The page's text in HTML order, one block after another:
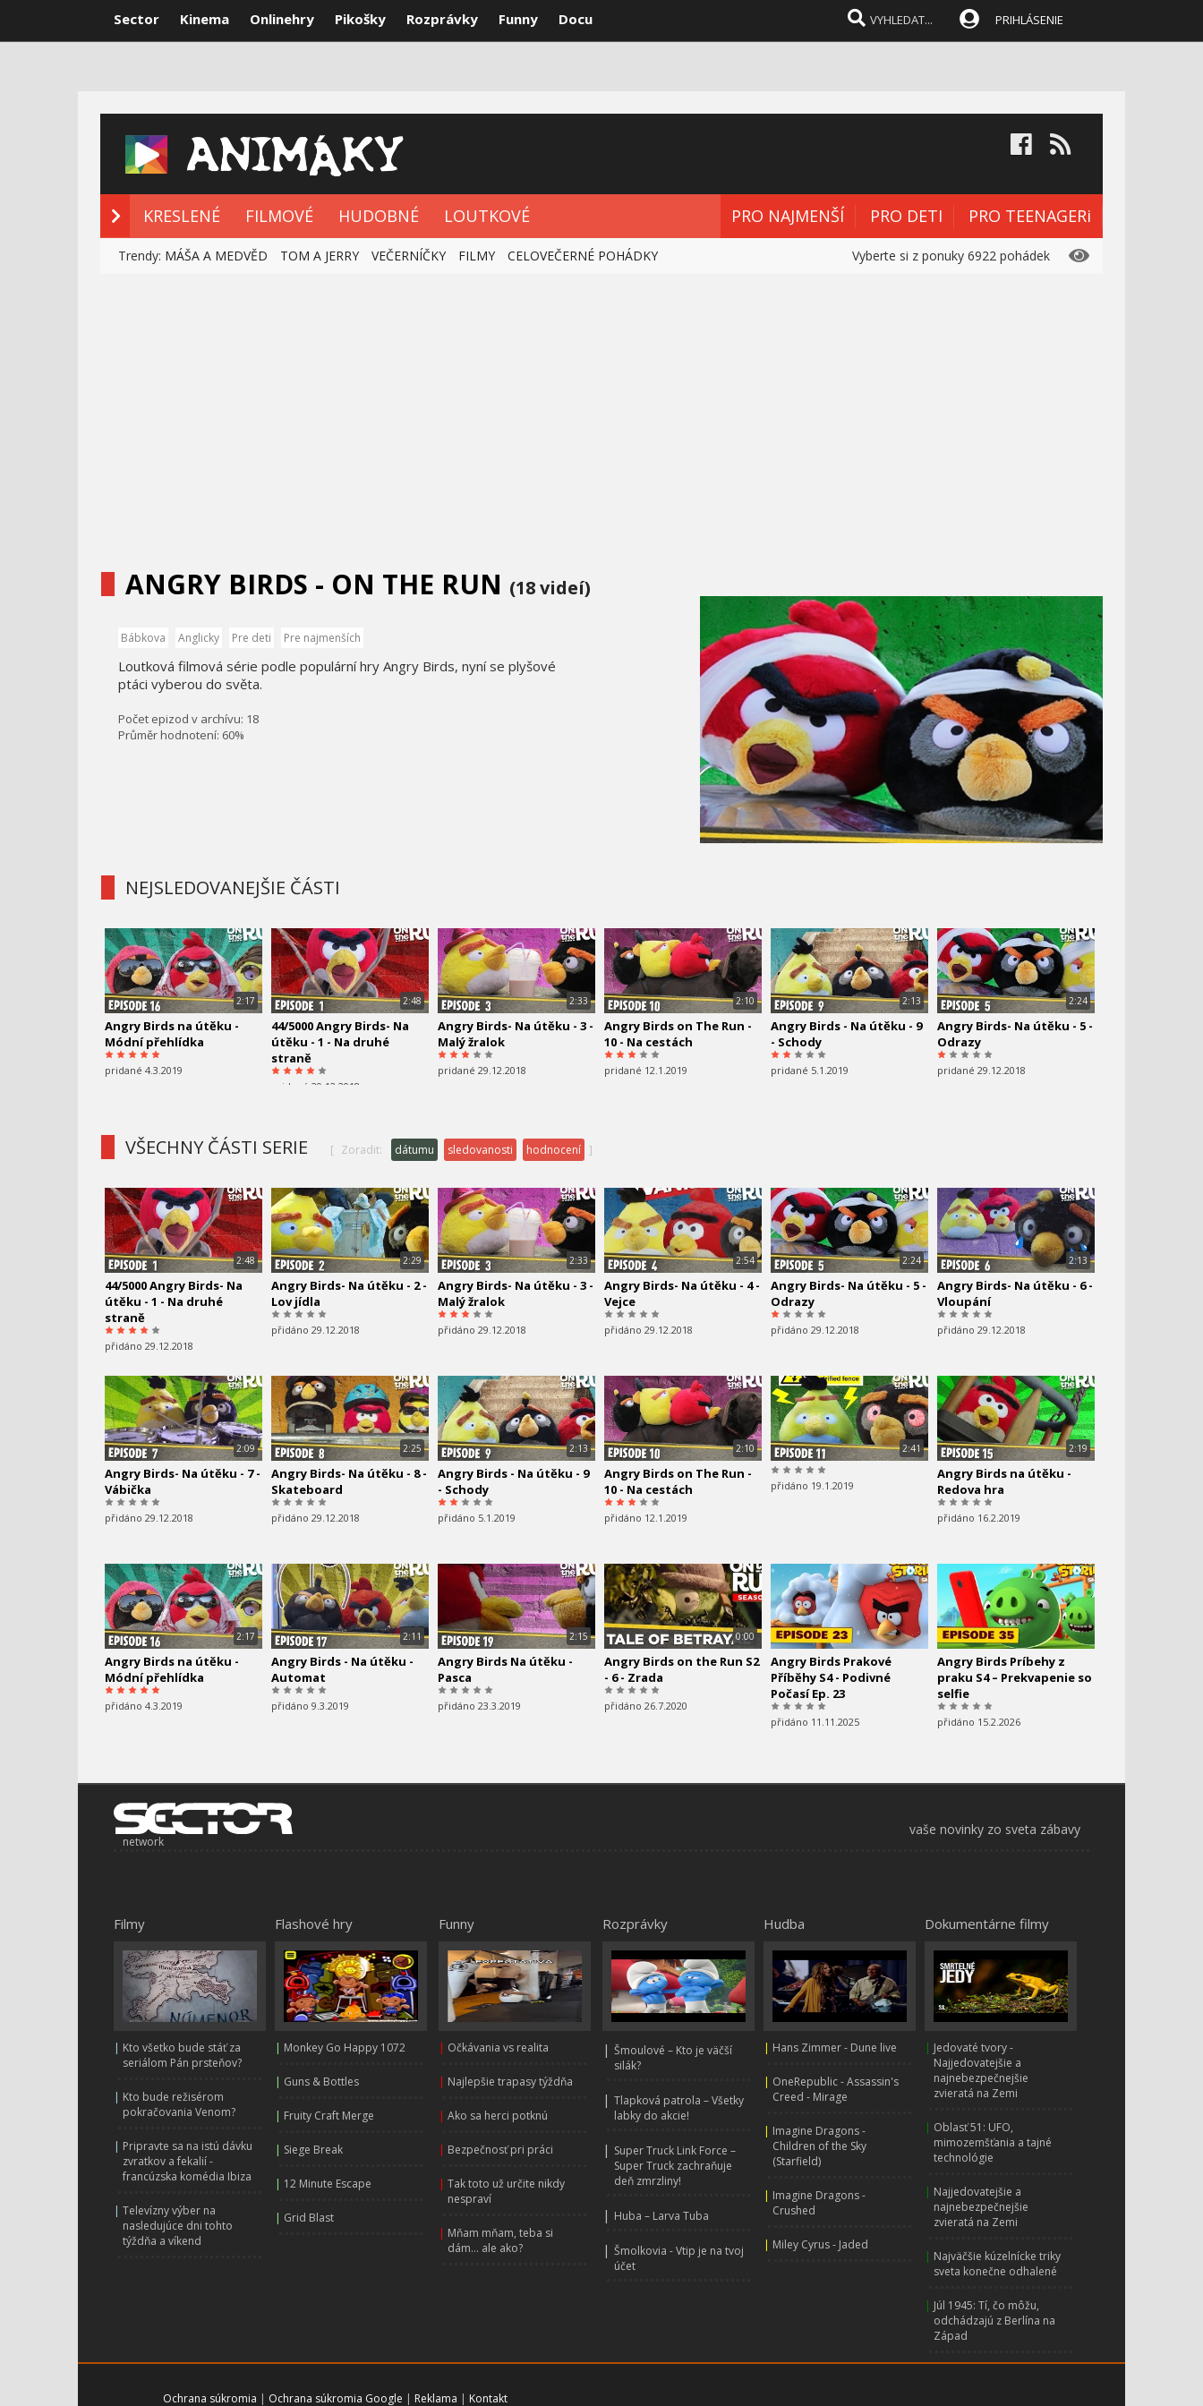
Sector Kinema Onlinehry Pikošky Rozprávky Funny Docu PRIHLÁSENIE
KRESLENÉ FILMOVÉ HUDOBNÉ LOUTKOVÉ PRO NAJMENŠÍ PRO DETI PRO TEENAGERi
Vyberte si z ponuky 6922 pohádek
Trendy: MÁŠA A MEDVĚD TOM A JERRY VEČERNÍČKY FILMY CELOVEČERNÉ POHÁDKY
ANGRY BIRDS - ON THE RUN (18 videí)
Bábkova Anglicky Pre deti Pre najmenších
Loutková filmová série podle populární hry Angry Birds, nyní se plyšové
ptáci vyberou do světa.
Počet epizod v archívu: 18
Průměr hodnotení: 60%
NEJSLEDOVANEJŠIE ČÁSTI
2:17
Angry Birds na útěku -
Módní přehlídka
pridané 4.3.2019
2:48
44/5000 Angry Birds- Na
útěku - 1 - Na druhé
straně
pridané 29.12.2018
2:33
Angry Birds- Na útěku - 3 -
Malý žralok
pridané 29.12.2018
2:10
Angry Birds on The Run -
10 - Na cestách
pridané 12.1.2019
2:13
Angry Birds - Na útěku - 9
- Schody
pridané 5.1.2019
2:24
Angry Birds- Na útěku - 5 -
Odrazy
pridané 29.12.2018
VŠECHNY ČÁSTI SERIE [ Zoradit: dátumu sledovanosti hodnocení ]
2:48
44/5000 Angry Birds- Na
útěku - 1 - Na druhé
straně
přidáno 29.12.2018
2:29
Angry Birds- Na útěku - 2 -
Lov jídla
přidáno 29.12.2018
2:33
Angry Birds- Na útěku - 3 -
Malý žralok
přidáno 29.12.2018
2:54
Angry Birds- Na útěku - 4 -
Vejce
přidáno 29.12.2018
2:24
Angry Birds- Na útěku - 5 -
Odrazy
přidáno 29.12.2018
2:13
Angry Birds- Na útěku - 6 -
Vloupání
přidáno 29.12.2018
2:09
Angry Birds- Na útěku - 7 -
Vábička
přidáno 29.12.2018
2:25
Angry Birds- Na útěku - 8 -
Skateboard
přidáno 29.12.2018
2:13
Angry Birds - Na útěku - 9
- Schody
přidáno 5.1.2019
2:10
Angry Birds on The Run -
10 - Na cestách
přidáno 12.1.2019
2:41
přidáno 19.1.2019
2:19
Angry Birds na útěku -
Redova hra
přidáno 16.2.2019
2:17
Angry Birds na útěku -
Módní přehlídka
přidáno 4.3.2019
2:11
Angry Birds - Na útěku -
Automat
přidáno 9.3.2019
2:15
Angry Birds Na útěku -
Pasca
přidáno 23.3.2019
0:00
Angry Birds on the Run S2
- 6 - Zrada
přidáno 26.7.2020
Angry Birds Prakové
Příběhy S4 - Podivné
Počasí Ep. 23
přidáno 11.11.2025
Angry Birds Príbehy z
praku S4 – Prekvapenie so
selfie
přidáno 15.2.2026
vaše novinky zo sveta zábavy
network
Filmy
| Kto všetko bude stáť za
seriálom Pán prsteňov?
| Kto bude režisérom
pokračovania Venom?
| Pripravte sa na istú dávku
zvratkov a fekalií -
francúzska komédia Ibiza
| Televízny výber na
nasledujúce dni tohto
týždňa a víkend
Flashové hry
| Monkey Go Happy 1072
| Guns & Bottles
| Fruity Craft Merge
| Siege Break
| 12 Minute Escape
| Grid Blast
Funny
| Očkávania vs realita
| Najlepšie trapasy týždňa
| Ako sa herci potknú
| Bezpečnosť pri práci
| Tak toto už určite nikdy
nespraví
| Mňam mňam, teba si
dám... ale ako?
Rozprávky
| Šmoulové – Kto je väčší
silák?
| Tlapková patrola – Všetky
labky do akcie!
| Super Truck Link Force –
Super Truck zachraňuje
deň zmrzliny!
| Huba – Larva Tuba
| Šmolkovia - Vtip je na tvoj
účet
Hudba
| Hans Zimmer - Dune live
| OneRepublic - Assassin's
Creed - Mirage
| Imagine Dragons -
Children of the Sky
(Starfield)
| Imagine Dragons -
Crushed
| Miley Cyrus - Jaded
Dokumentárne filmy
| Jedovaté tvory -
Najjedovatejšie a
najnebezpečnejšie
zvieratá na Zemi
| Oblasť 51: UFO,
mimozemšťania a tajné
technológie
| Najjedovatejšie a
najnebezpečnejšie
zvieratá na Zemi
| Najväčšie kúzelnícke triky
sveta konečne odhalené
| Júl 1945: Tí, čo môžu,
odchádzajú z Berlína na
Západ
Ochrana súkromia | Ochrana súkromia Google | Reklama | Kontakt